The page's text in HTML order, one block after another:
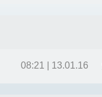
13.01.16 | 08:21